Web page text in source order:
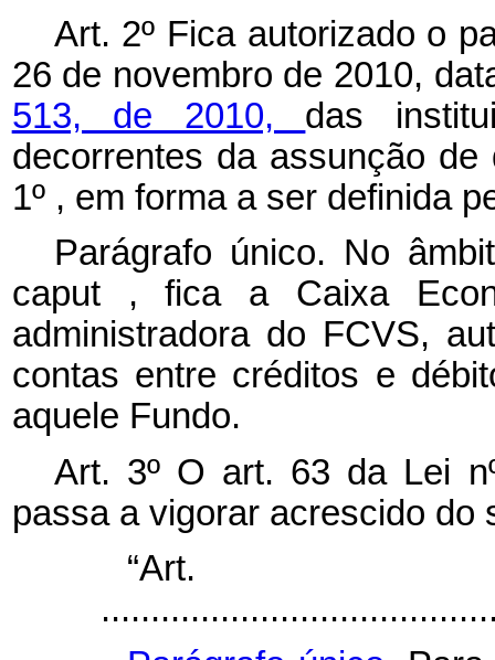
Art. 2º Fica autorizado o
26 de novembro de 2010,
513, de 2010, das
decorrentes da assunção
1º , em forma a ser definida
Parágrafo único. No
caput , fica a Caixa
administradora do FCVS,
contas entre créditos e
aquele Fundo.
Art. 3º O art. 63 da Lei
passa a vigorar acrescido do